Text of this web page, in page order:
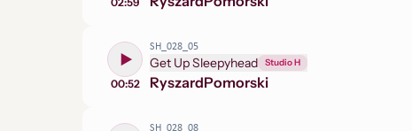
00:52
SH_028_05
Get Up Sleepyhead Studio H
RyszardPomorski
SH_028_08